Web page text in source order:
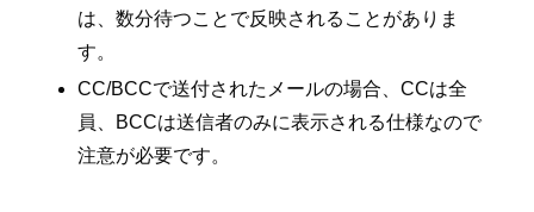
は、数分待つことで反映されることがありま
す。
CC/BCCで送付されたメールの場合、CCは全
員、BCCは送信者のみに表示される仕様なので
注意が必要です。